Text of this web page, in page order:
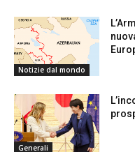
Notizie dal mondo
Generali